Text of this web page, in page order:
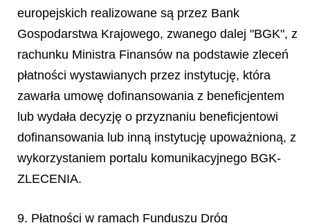
europejskich realizowane są przez Bank
Gospodarstwa Krajowego, zwanego dalej "BGK", z
rachunku Ministra Finansów na podstawie zleceń
płatności wystawianych przez instytucję, która
zawarła umowę dofinansowania z beneficjentem
lub wydała decyzję o przyznaniu beneficjentowi
dofinansowania lub inną instytucję upoważnioną, z
wykorzystaniem portalu komunikacyjnego BGK-
ZLECENIA.
9. Płatności w ramach Funduszu Dróg